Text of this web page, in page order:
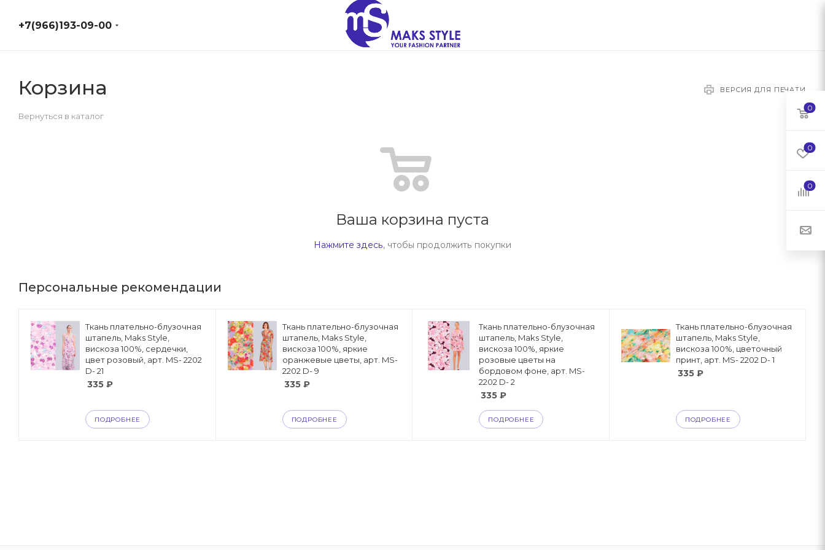
+7(966)193-09-00
ВЕРСИЯ ДЛЯ ПЕЧАТИ
Корзина
Вернуться в каталог
Ваша корзина пуста
Нажмите здесь, чтобы продолжить покупки
Персональные рекомендации
Ткань плательно-блузочная
штапель, Maks Style,
вискоза 100%, сердечки,
цвет розовый, арт. MS- 2202
D- 21
335₽
ПОДРОБНЕЕ
Ткань плательно-блузочная
штапель, Maks Style,
вискоза 100%, яркие
оранжевые цветы, арт. MS-
2202 D- 9
335₽
ПОДРОБНЕЕ
Ткань плательно-блузочная
штапель, Maks Style,
вискоза 100%, яркие
розовые цветы на
бордовом фоне, арт. MS-
2202 D- 2
335 ₽
ПОДРОБНЕЕ
Ткань плательно-блузочная
штапель, Maks Style,
вискоза 100%, цветочный
принт, арт. MS- 2202 D- 1
335₽
ПОДРОБНЕЕ
0
0
0